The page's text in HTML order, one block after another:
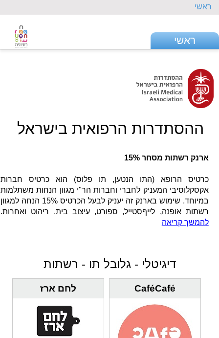
ראשי
ראשי
ההסתדרות הרפואית בישראל
ארנק רשתות מסחר 15%
כרטיס הרופא (התו הנטען, תו פלוס) הוא כרטיס חברות
אקסקלוסיבי המעניק לחברי וחברות הר"י מגוון הנחות משתלמות
במיוחד. שימוש בארנק זה יעניק לבעל הכרטיס 15% הנחה למגוון
רשתות אופנה, לייףסטייל, ספורט, עיצוב בית, ריהוט ואחרות.
להמשך קריאה
דיגיטלי - גלובל תו - רשתות
CaféCafé לחם ארז